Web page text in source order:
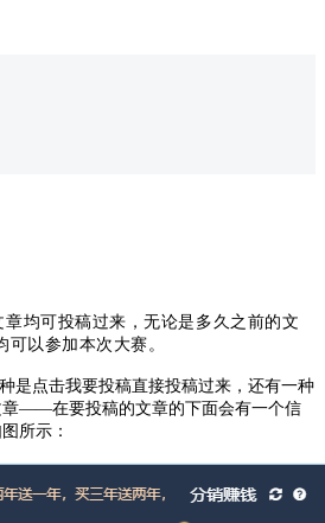
辑器一个月VIP会员（赛后统一发放）
均可投稿过来，无论是多久之前的文
以参加本次大赛。
是点击我要投稿直接投稿过来，还有一种
——在要投稿的文章的下面会有一个信
所示：